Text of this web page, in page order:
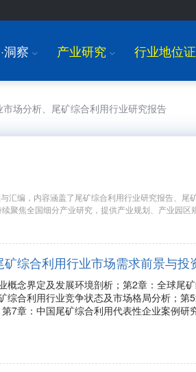
洞察 I 产业研究 I 行业地位
场分析、尾矿综合利用行业研究报告
汇编，内容涵盖了尾矿综合利用行业研究报告、
聚焦全国细分产业研究，提供产业规划、产业园
综合利用行业市场需求前景与投
概念界定及发展环境剖析；第2章：全球尾
综合利用行业竞争状态及市场格局分析；
7章：中国尾矿综合利用代表性企业案例